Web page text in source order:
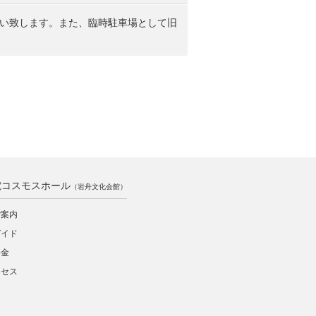
致します。また、臨時駐車場として旧
スモスホール （岩舟文化会館）
内
ド
ス